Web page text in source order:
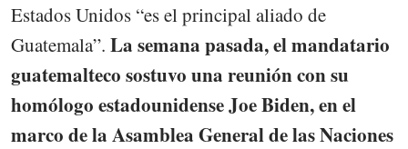
Estados Unidos “es el principal aliado de
Guatemala”. La semana pasada, el mandatario
guatemalteco sostuvo una reunión con su
homólogo estadounidense Joe Biden, en el
marco de la Asamblea General de las Naciones